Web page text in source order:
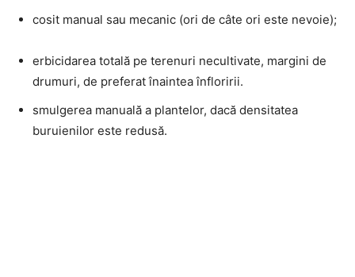
cosit manual sau mecanic (ori de câte ori este nevoie);
erbicidarea totală pe terenuri necultivate, margini de
drumuri, de preferat înaintea înfloririi.
smulgerea manuală a plantelor, dacă densitatea
buruienilor este redusă.